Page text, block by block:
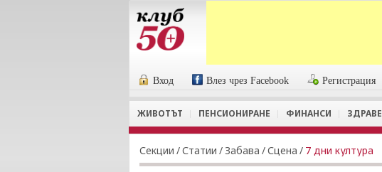
Вход Влез чрез Facebook Регистрация
ЖИВОТЪТ ПЕНСИОНИРАНЕ ФИНАНСИ ЗДРАВЕ
Секции /Статии / Забава /Сцена / 7 дни култура